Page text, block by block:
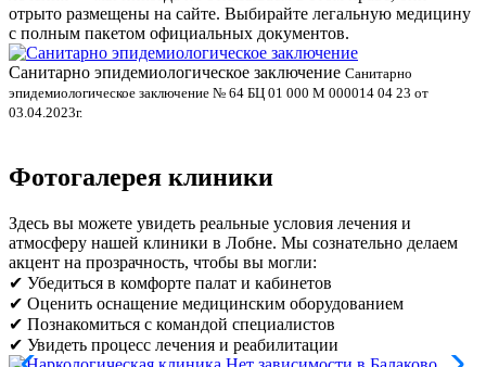
отрыто размещены на сайте. Выбирайте легальную медицину
с полным пакетом официальных документов.
Санитарно эпидемиологическое заключение Санитарно
эпидемиологическое заключение № 64 БЦ 01 000 М 000014 04 23 от
03.04.2023г.
Фотогалерея клиники
Здесь вы можете увидеть реальные условия лечения и
атмосферу нашей клиники в Лобне. Мы сознательно делаем
акцент на прозрачность, чтобы вы могли:
✔ Убедиться в комфорте палат и кабинетов
✔ Оценить оснащение медицинским оборудованием
✔ Познакомиться с командой специалистов
✔ Увидеть процесс лечения и реабилитации